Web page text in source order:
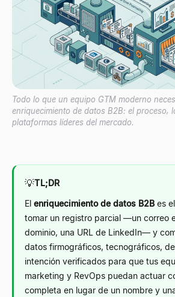
Todo lo que un equipo GTM moderno
enriquecimiento de datos B2B: el proceso,
plataformas líderes del mercado.
💡TL;DR
El enriquecimiento de datos B2B es
tomar un registro parcial —un correo
dominio, una URL de LinkedIn— y
datos firmográficos, tecnográficos,
intención verificados para que tus
marketing y RevOps puedan actuar
completa en lugar de un nombre y